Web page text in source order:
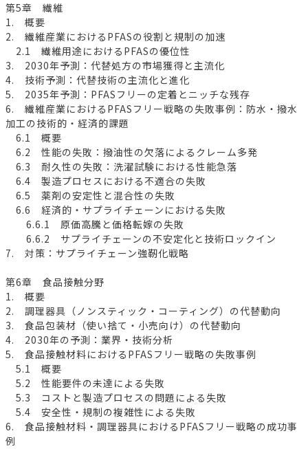
第5章 繊維
1. 概要
2. 繊維産業におけるPFASの役割と規制の加速
2.1 繊維用途におけるPFASの優位性
3. 2030年予測：代替処方の市場獲得と主流化
4. 技術予測：代替技術の主流化と進化
5. 2035年予測：PFASフリーの定着とニッチな残存
6. 繊維産業におけるPFASフリー戦略の失敗事例：防水・撥水
加工の技術的・経済的課題
6.1 概要
6.2 性能の失敗：撥油性の欠落によるクレーム多発
6.3 耐久性の失敗：洗濯試験における性能急落
6.4 製造プロセスにおける不適合の失敗
6.5 薬剤の安定性と混合性の失敗
6.6 経済的・サプライチェーンにおける失敗
6.6.1 原価高騰と価格転嫁の失敗
6.6.2 サプライチェーンの不安定化と技術ロックイン
7. 対策：サプライチェーン強靭化戦略
第6章 食品接触分野
1. 概要
2. 調理器具（ノンスティック・コーティング）の代替動向
3. 食品包装材（使い捨て・小売向け）の代替動向
4. 2030年の予測：業界・技術分析
5. 食品接触材料におけるPFASフリー戦略の失敗事例
5.1 概要
5.2 性能要件の未達による失敗
5.3 コストと製造プロセスの問題による失敗
5.4 安全性・規制の複雑性による失敗
6. 食品接触材料・調理器具におけるPFASフリー戦略の成功事
例